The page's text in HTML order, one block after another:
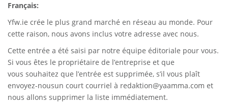
Français:
Yfw.ie crée le plus grand marché en réseau au monde. Pour
cette raison, nous avons inclus votre adresse avec nous.
Cette entrée a été saisi par notre équipe éditoriale pour vous.
Si vous êtes le propriétaire de l’entreprise et que
vous souhaitez que l’entrée est supprimée, s’il vous plaît
envoyez-nousun court courriel à redaktion@yaamma.com et
nous allons supprimer la liste immédiatement.